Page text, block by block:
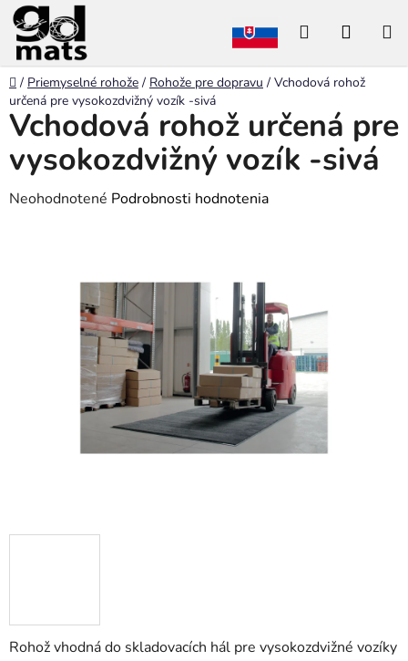
Prejsť
na
obsah
Hľadať
Domov
/ Priemyselné rohože / Rohože pre dopravu / Vchodová rohož
určená pre vysokozdvižný vozík -sivá
Rohož vhodná do skladovacích hál pre vysokozdvižné vozíky
Vchodová rohož určená pre
vysokozdvižný vozík -sivá
Priemerné
hviezdičiek.
Neohodnotené Podrobnosti hodnotenia